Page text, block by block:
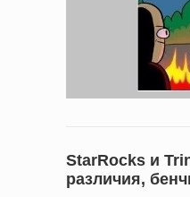
StarRocks и
различия,